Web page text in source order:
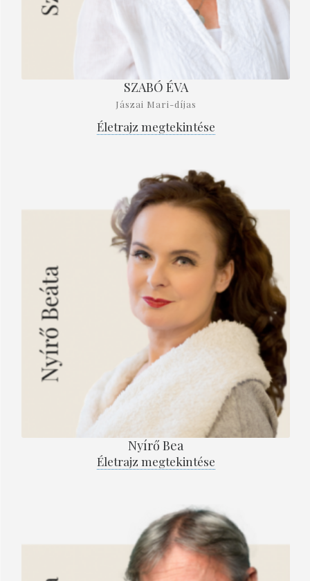
SZABÓ ÉVA
Jászai Mari-díjas
Életrajz megtekintése
Nyírő Bea
Életrajz megtekintése